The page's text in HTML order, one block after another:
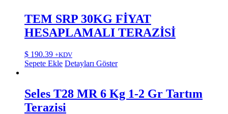
TEM SRP 30KG FİYAT
HESAPLAMALI TERAZİSİ
$ 190.39 +KDV
Sepete Ekle Detayları Göster
Seles T28 MR 6 Kg 1-2 Gr Tartım
Terazisi